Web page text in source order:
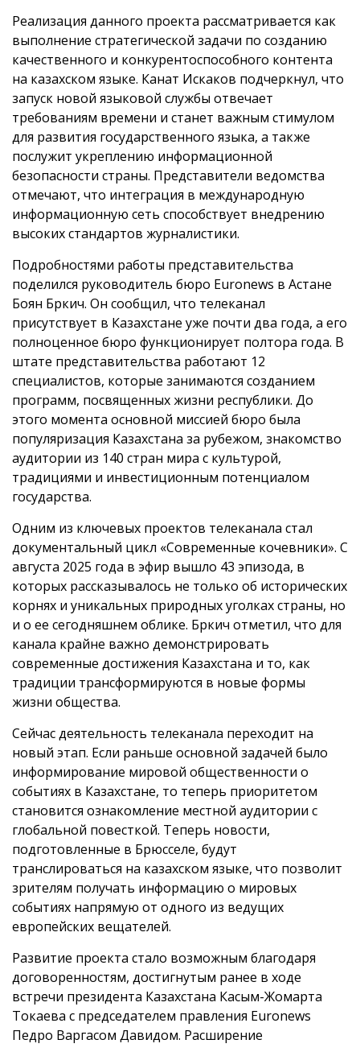
Реализация данного проекта рассматривается как
выполнение стратегической задачи по созданию
качественного и конкурентоспособного контента
на казахском языке. Канат Искаков подчеркнул, что
запуск новой языковой службы отвечает
требованиям времени и станет важным стимулом
для развития государственного языка, а также
послужит укреплению информационной
безопасности страны. Представители ведомства
отмечают, что интеграция в международную
информационную сеть способствует внедрению
высоких стандартов журналистики.
Подробностями работы представительства
поделился руководитель бюро Euronews в Астане
Боян Бркич. Он сообщил, что телеканал
присутствует в Казахстане уже почти два года, а его
полноценное бюро функционирует полтора года. В
штате представительства работают 12
специалистов, которые занимаются созданием
программ, посвященных жизни республики. До
этого момента основной миссией бюро была
популяризация Казахстана за рубежом, знакомство
аудитории из 140 стран мира с культурой,
традициями и инвестиционным потенциалом
государства.
Одним из ключевых проектов телеканала стал
документальный цикл «Современные кочевники». С
августа 2025 года в эфир вышло 43 эпизода, в
которых рассказывалось не только об исторических
корнях и уникальных природных уголках страны, но
и о ее сегодняшнем облике. Бркич отметил, что для
канала крайне важно демонстрировать
современные достижения Казахстана и то, как
традиции трансформируются в новые формы
жизни общества.
Сейчас деятельность телеканала переходит на
новый этап. Если раньше основной задачей было
информирование мировой общественности о
событиях в Казахстане, то теперь приоритетом
становится ознакомление местной аудитории с
глобальной повесткой. Теперь новости,
подготовленные в Брюсселе, будут
транслироваться на казахском языке, что позволит
зрителям получать информацию о мировых
событиях напрямую от одного из ведущих
европейских вещателей.
Развитие проекта стало возможным благодаря
договоренностям, достигнутым ранее в ходе
встречи президента Казахстана Касым-Жомарта
Токаева с председателем правления Euronews
Педро Варгасом Давидом. Расширение